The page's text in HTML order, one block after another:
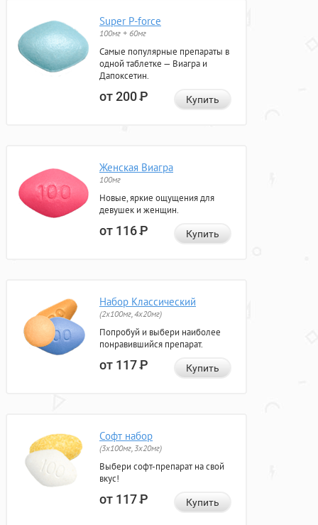
Super P-force
100мг + 60мг
Самые популярные препараты в
одной таблетке — Виагра и
Дапоксетин.
от 200Р Купить
Женская Виагра
100мг
Новые, яркие ощущения для
девушек и женщин.
от 116Р Купить
Набор Классический
(2x100мг, 4x20мг)
Попробуй и выбери наиболее
понравившийся препарат.
от 117Р Купить
Софт набор
(3x100мг, 3x20мг)
Выбери софт-препарат на свой
вкус!
от 117Р Купить